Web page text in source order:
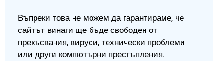
Въпреки това не можем да гарантираме, че
сайтът винаги ще бъде свободен от
прекъсвания, вируси, технически проблеми
или други компютърни престъпления.